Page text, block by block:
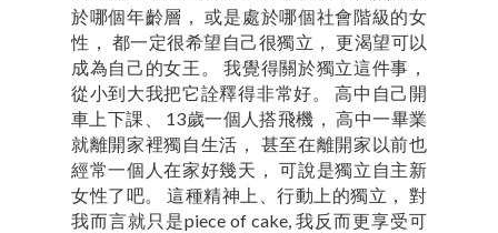
於哪個年齡層， 或是處於哪個社會階級的女
性， 都一定很希望自己很獨立， 更渴望可以
成為自己的女王。 我覺得關於獨立這件事，
從小到大我把它詮釋得非常好。 高中自己開
車上下課、 13歲一個人搭飛機， 高中一畢業
就離開家裡獨自生活， 甚至在離開家以前也
經常一個人在家好幾天， 可說是獨立自主新
女性了吧。 這種精神上、行動上的獨立， 對
我而言就只是piece of cake, 我反而更享受可